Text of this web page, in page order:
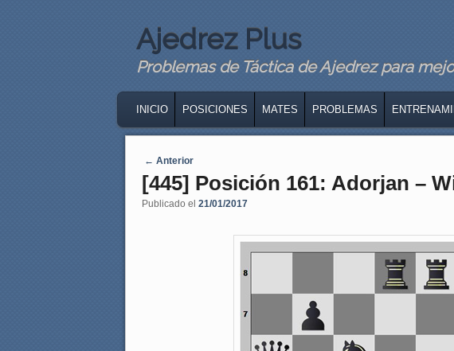
Ajedrez Plus
Problemas de Táctica de Ajedrez para
SKIP TO PRIMARY CONTENT
SKIP TO SECONDARY CONTENT
INICIO POSICIONES MATES PROBLEMAS
Navegaci�n de entradas
← Anterior
[445] Posición 161: Adorjan –
Publicado el 21/01/2017